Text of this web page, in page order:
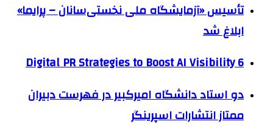
تأسیس «آزمایشگاه ملی نخستی‌سانان – پرایما»
ابلاغ شد
6 Digital PR Strategies to Boost AI Visibility
دو استاد دانشگاه امیرکبیر در فهرست دبیران
ممتاز انتشارات اسپرینگر